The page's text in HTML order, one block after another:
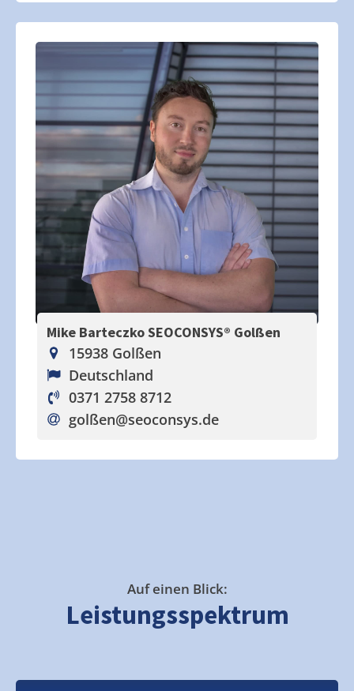
Mike Barteczko SEOCONSYS® Golßen
15938 Golßen
Deutschland
0371 2758 8712
golßen@seoconsys.de
Auf einen Blick:
Leistungsspektrum